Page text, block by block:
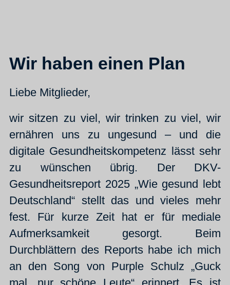
Wir haben einen Plan
Liebe Mitglieder,
wir sitzen zu viel, wir trinken zu viel, wir
ernähren uns zu ungesund – und die
digitale Gesundheitskompetenz lässt sehr
zu wünschen übrig. Der DKV-
Gesundheitsreport 2025 „Wie gesund lebt
Deutschland“ stellt das und vieles mehr
fest. Für kurze Zeit hat er für mediale
Aufmerksamkeit gesorgt. Beim
Durchblättern des Reports habe ich mich
an den Song von Purple Schulz „Guck